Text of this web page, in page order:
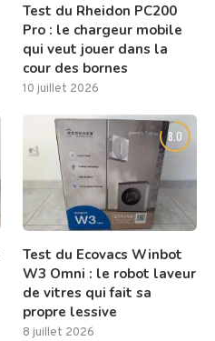
Test du Rheidon PC200
Pro : le chargeur mobile
qui veut jouer dans la
cour des bornes
10 juillet 2026
8.0
Test du Ecovacs Winbot
W3 Omni : le robot laveur
de vitres qui fait sa
propre lessive
8 juillet 2026